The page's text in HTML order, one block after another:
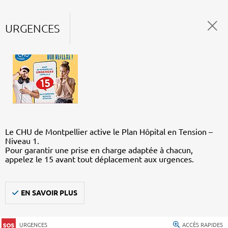
URGENCES
Le CHU de Montpellier active le Plan Hôpital en Tension –
Niveau 1.
Pour garantir une prise en charge adaptée à chacun,
appelez le 15 avant tout déplacement aux urgences.
EN SAVOIR PLUS
URGENCES ACCÈS RAPIDES